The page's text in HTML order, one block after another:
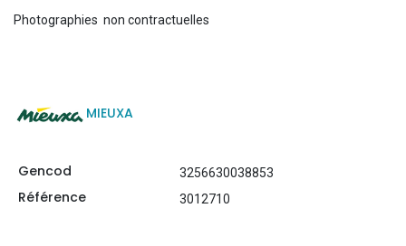
Photographies non contractuelles
MIEUXA
Gencod 3256630038853
Référence 3012710